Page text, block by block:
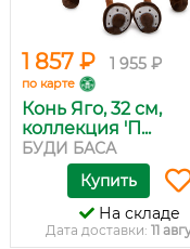
1 857 ₽ 1 955 ₽
по карте
Конь Яго, 32 см,
коллекция 'П...
БУДИ БАСА
Купить
На складе
Дата доставки: 11